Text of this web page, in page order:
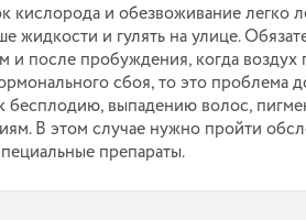
кислорода и обезвоживание легко
жидкости и гулять на улице.
и после пробуждения, когда
сбоя, то это проблема
бесплодию, выпадению волос,
В этом случае нужно пройти
препараты.